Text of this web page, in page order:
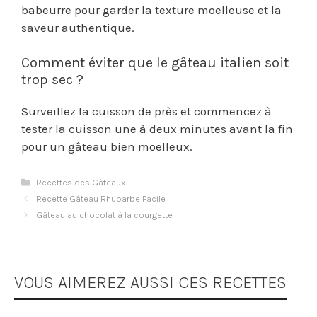
babeurre pour garder la texture moelleuse et la
saveur authentique.
Comment éviter que le gâteau italien soit
trop sec ?
Surveillez la cuisson de près et commencez à
tester la cuisson une à deux minutes avant la fin
pour un gâteau bien moelleux.
Catégories
Recettes des Gâteaux
Recette Gâteau Rhubarbe Facile
Gâteau au chocolat à la courgette
VOUS AIMEREZ AUSSI CES RECETTES